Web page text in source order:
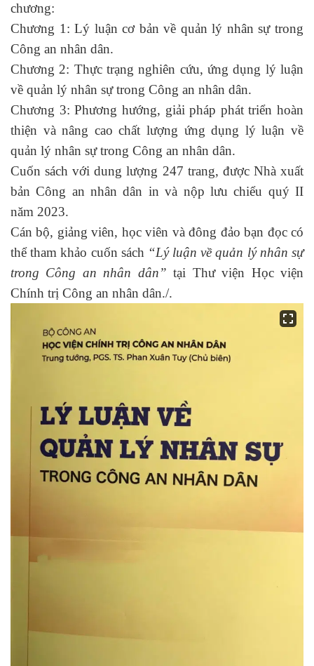
chương:
Chương 1: Lý luận cơ bản về quản lý nhân sự trong
Công an nhân dân.
Chương 2: Thực trạng nghiên cứu, ứng dụng lý luận
về quản lý nhân sự trong Công an nhân dân.
Chương 3: Phương hướng, giải pháp phát triển hoàn
thiện và nâng cao chất lượng ứng dụng lý luận về
quản lý nhân sự trong Công an nhân dân.
Cuốn sách với dung lượng 247 trang, được Nhà xuất
bản Công an nhân dân in và nộp lưu chiểu quý II
năm 2023.
Cán bộ, giảng viên, học viên vàđông đảo bạn đọc có
thể tham khảo cuốn sách “Lý luận về quản lý nhân sự
trong Công an nhân dân” tại Thư viện Học viện
Chính trị Công an nhân dân./.